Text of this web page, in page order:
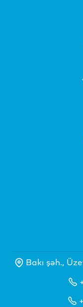
Bakı şəh.,